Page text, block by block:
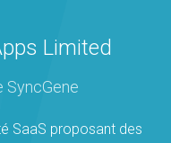
Limited
SyncGene
SaaS proposant des